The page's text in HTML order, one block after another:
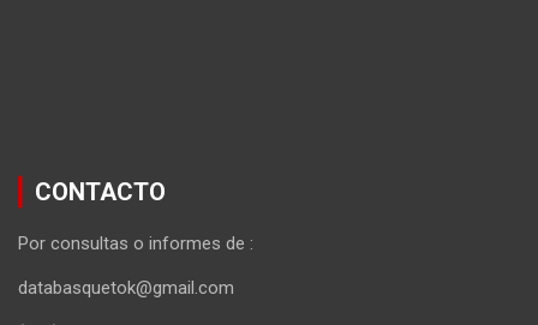
CONTACTO
Por consultas o informes de :
databasquetok@gmail.com